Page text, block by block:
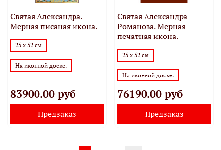
Святая Александра.
Мерная писаная икона.
25 х 52 см
На иконной доске.
83900.00 руб
Предзаказ
Святая Александра
Романова. Мерная
печатная икона.
25 х 52 см
На иконной доске.
76190.00 руб
Предзаказ